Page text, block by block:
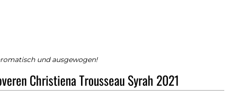
und ausgewogen!
Christiena Trousseau Syrah 2021